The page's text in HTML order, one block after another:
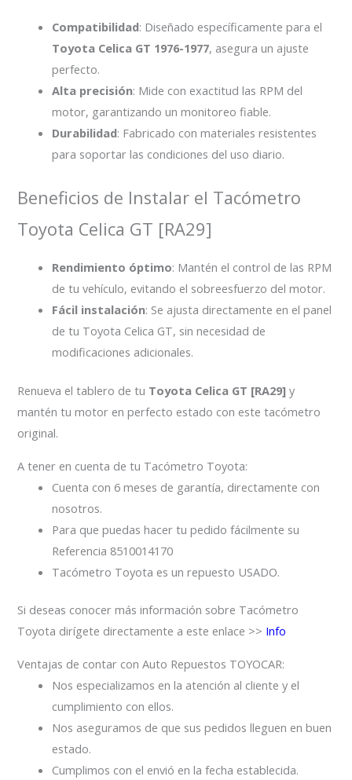
Compatibilidad: Diseñado específicamente para el
Toyota Celica GT 1976-1977, asegura un ajuste
perfecto.
Alta precisión: Mide con exactitud las RPM del
motor, garantizando un monitoreo fiable.
Durabilidad: Fabricado con materiales resistentes
para soportar las condiciones del uso diario.
Beneficios de Instalar el Tacómetro
Toyota Celica GT [RA29]
Rendimiento óptimo: Mantén el control de las RPM
de tu vehículo, evitando el sobreesfuerzo del motor.
Fácil instalación: Se ajusta directamente en el panel
de tu Toyota Celica GT, sin necesidad de
modificaciones adicionales.
Renueva el tablero de tu Toyota Celica GT [RA29] y
mantén tu motor en perfecto estado con este tacómetro
original.
A tener en cuenta de tu Tacómetro Toyota:
Cuenta con 6 meses de garantía, directamente con
nosotros.
Para que puedas hacer tu pedido fácilmente su
Referencia 8510014170
Tacómetro Toyota es un repuesto USADO.
Si deseas conocer más información sobre Tacómetro
Toyota dirígete directamente a este enlace >> Info
Ventajas de contar con Auto Repuestos TOYOCAR:
Nos especializamos en la atención al cliente y el
cumplimiento con ellos.
Nos aseguramos de que sus pedidos lleguen en buen
estado.
Cumplimos con el envió en la fecha establecida.